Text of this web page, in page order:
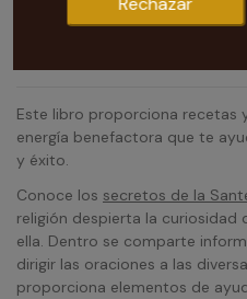
Nuestra tarotista te
Este libro proporciona recetas
energía benefactora que te
y éxito.
Conoce los secretos de la
religión despierta la curiosidad
ella. Dentro se comparte
dirigir las oraciones a las
proporciona elementos de